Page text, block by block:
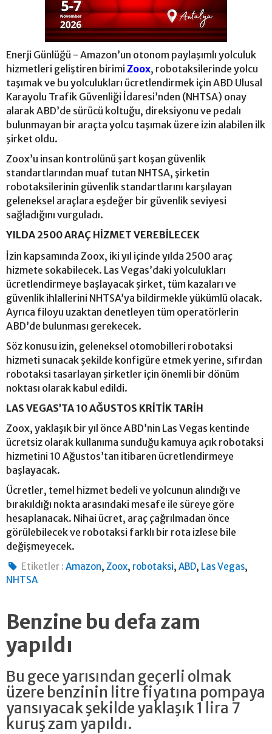
Enerji Günlüğü - Amazon’un otonom paylaşımlı yolculuk
hizmetleri geliştiren birimi Zoox, robotaksilerinde yolcu
taşımak ve bu yolculukları ücretlendirmek için ABD Ulusal
Karayolu Trafik Güvenliği İdaresi’nden (NHTSA) onay
alarak ABD’de sürücü koltuğu, direksiyonu ve pedalı
bulunmayan bir araçta yolcu taşımak üzere izin alabilen ilk
şirket oldu.
Zoox’u insan kontrolünü şart koşan güvenlik
standartlarından muaf tutan NHTSA, şirketin
robotaksilerinin güvenlik standartlarını karşılayan
geleneksel araçlara eşdeğer bir güvenlik seviyesi
sağladığını vurguladı.
YILDA 2500 ARAÇ HİZMET VEREBİLECEK
İzin kapsamında Zoox, iki yıl içinde yılda 2500 araç
hizmete sokabilecek. Las Vegas’daki yolculukları
ücretlendirmeye başlayacak şirket, tüm kazaları ve
güvenlik ihlallerini NHTSA’ya bildirmekle yükümlü olacak.
Ayrıca filoyu uzaktan denetleyen tüm operatörlerin
ABD’de bulunması gerekecek.
Söz konusu izin, geleneksel otomobilleri robotaksi
hizmeti sunacak şekilde konfigüre etmek yerine, sıfırdan
robotaksi tasarlayan şirketler için önemli bir dönüm
noktası olarak kabul edildi.
LAS VEGAS’TA 10 AĞUSTOS KRİTİK TARİH
Zoox, yaklaşık bir yıl önce ABD’nin Las Vegas kentinde
ücretsiz olarak kullanıma sunduğu kamuya açık robotaksi
hizmetini 10 Ağustos’tan itibaren ücretlendirmeye
başlayacak.
Ücretler, temel hizmet bedeli ve yolcunun alındığı ve
bırakıldığı nokta arasındaki mesafe ile süreye göre
hesaplanacak. Nihai ücret, araç çağrılmadan önce
görülebilecek ve robotaksi farklı bir rota izlese bile
değişmeyecek.
Etiketler : Amazon,Zoox, robotaksi,ABD, Las Vegas,
NHTSA
Benzine bu defa zam
yapıldı
Bu gece yarısından geçerli olmak
üzere benzinin litre fiyatına pompaya
yansıyacak şekilde yaklaşık 1 lira 7
kuruş zam yapıldı.